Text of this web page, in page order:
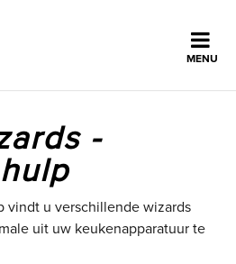
MENU
-
vindt u verschillende wizards
uit uw keukenapparatuur te